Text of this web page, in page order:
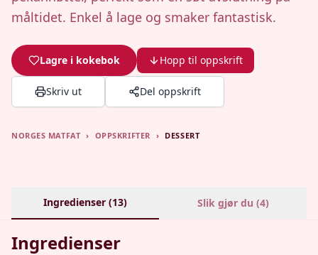
måltidet. Enkel å lage og smaker fantastisk.
Lagre i kokebok Hopp til oppskrift
Skriv ut Del oppskrift
NORGES MATFAT › OPPSKRIFTER › DESSERT
Ingredienser (13) Slik gjør du (4)
Ingredienser